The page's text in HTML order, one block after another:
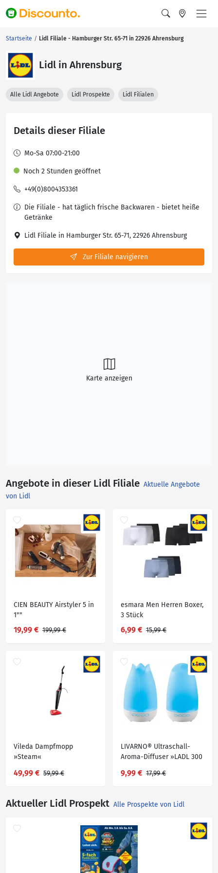
Startseite Lidl Filiale - Hamburger Str. 65-71 in 22926 Ahrensburg
Lidl in Ahrensburg
Alle Lidl Angebote Lidl Prospekte Lidl Filialen
Details dieser Filiale
Mo-Sa 07:00-21:00
Noch 2 Stunden geöffnet
+49(0)8004353361
Die Filiale - hat täglich frische Backwaren - bietet heiße
Getränke
Lidl Filiale in Hamburger Str. 65-71, 22926 Ahrensburg
Zur Filiale navigieren
Karte anzeigen
Angebote in dieser Lidl Filiale Aktuelle Angebote
von Lidl
CIEN BEAUTY Airstyler 5 in
1""
19,99 € 199,99 €
esmara Men Herren Boxer,
3 Stück
6,99 € 15,99 €
Vileda Dampfmopp
»Steam«
49,99 € 59,99 €
LIVARNO® Ultraschall-
Aroma-Diffuser »LADL 300
9,99 € 17,99 €
Aktueller Lidl Prospekt Alle Prospekte von Lidl